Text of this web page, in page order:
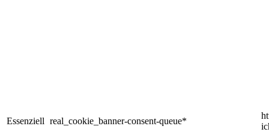
Essenziell real_cookie_banner-consent-queue*